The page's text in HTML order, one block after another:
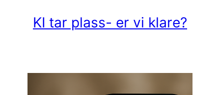
KI tar plass- er vi klare?